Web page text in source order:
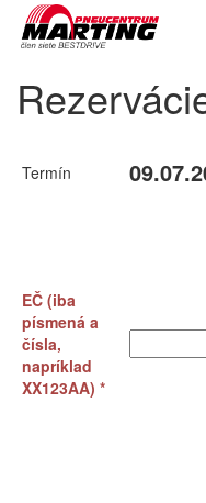
Termín
EČ (iba
písmená a
čísla,
napríklad
XX123AA) *